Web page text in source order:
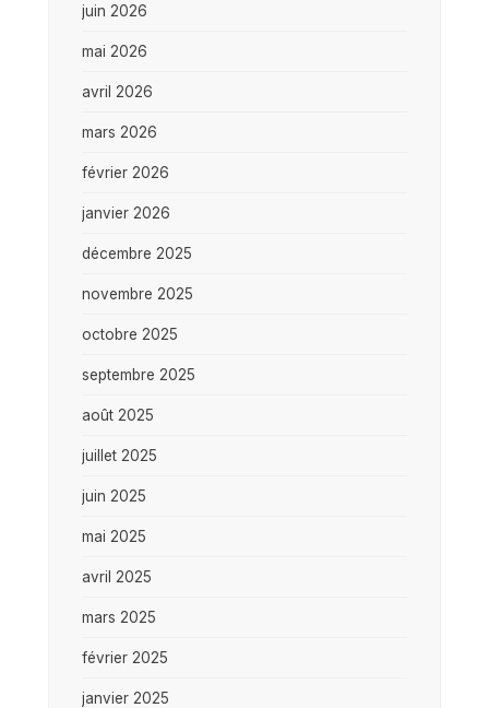
juin 2026
mai 2026
avril 2026
mars 2026
février 2026
janvier 2026
décembre 2025
novembre 2025
octobre 2025
septembre 2025
août 2025
juillet 2025
juin 2025
mai 2025
avril 2025
mars 2025
février 2025
janvier 2025